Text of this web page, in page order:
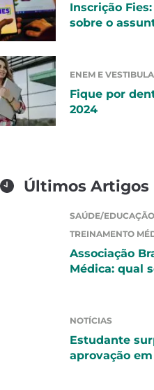
Inscrição
sobre o
ENEM E
Fique por
2024
Últimos Artigos
SAÚDE/
TREINAMENTO
Associação
Médica: qual
NOTÍCIAS
Estudante
aprovação